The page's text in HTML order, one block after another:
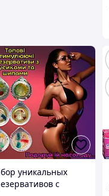
уникальных
с